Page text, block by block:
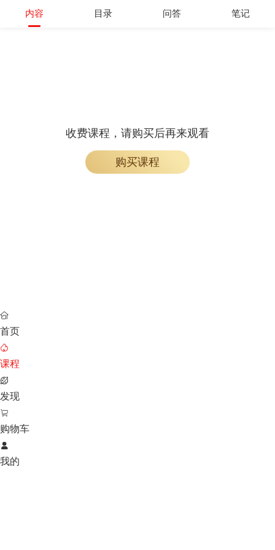
内容 目录 问答 笔记
收费课程，请购买后再来观看
购买课程

首页

课程

发现

购物车

我的